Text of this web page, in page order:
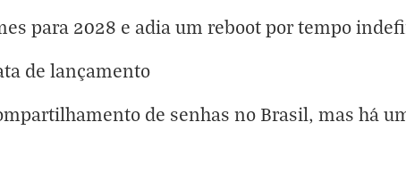
para 2028 e adia um reboot por tempo
de lançamento
de senhas no Brasil, mas há